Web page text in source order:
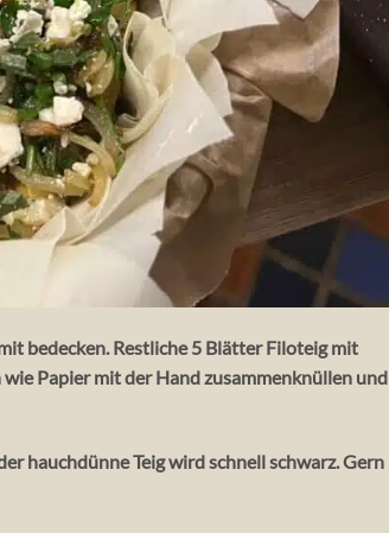
bedecken. Restliche 5 Blätter Filoteig mit
Papier mit der Hand zusammenknüllen und
hauchdünne Teig wird schnell schwarz. Gern